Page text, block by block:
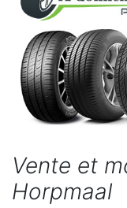
Vente et
Horpmaal